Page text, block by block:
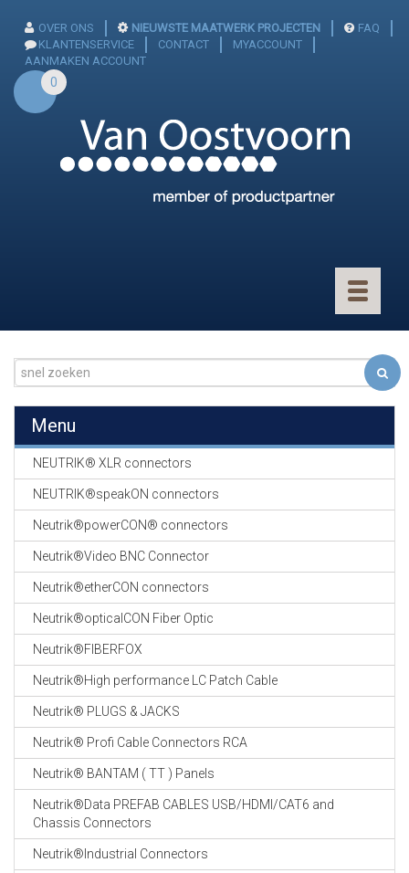
OVER ONS NIEUWSTE MAATWERK PROJECTEN
FAQ
KLANTENSERVICE
CONTACT
MYACCOUNT
AANMAKEN ACCOUNT
0
Toggle
GEVLOCHTEN KOUS
EN
KRIMP KOUS
KOPER KABEL
OP ROL
OCC OPTICAL
FIBER CABLE
GE-ASSEMBLEERDE
19" RACKS
EN
TOEBEHOREN
CABLE EQUIPEMENTS
Menu
NEUTRIK® XLR connectors
NEUTRIK®speakON connectors
Neutrik®powerCON® connectors
Neutrik®Video BNC Connector
Neutrik®etherCON connectors
Neutrik®opticalCON Fiber Optic
Neutrik®FIBERFOX
Neutrik®High performance LC Patch Cable
Neutrik® PLUGS & JACKS
Neutrik® Profi Cable Connectors RCA
Neutrik® BANTAM ( TT ) Panels
Neutrik®Data PREFAB CABLES USB/HDMI/CAT6 and
Chassis Connectors
Neutrik®Industrial Connectors